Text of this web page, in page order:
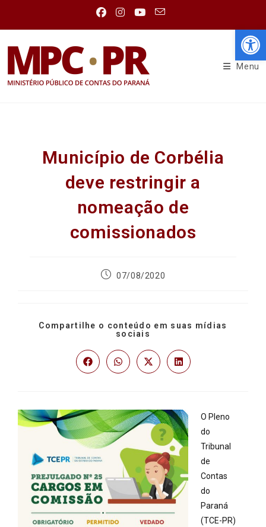
Menu
Município de Corbélia
deve restringir a
nomeação de
comissionados
07/08/2020
Compartilhe o conteúdo em suas mídias
sociais
O Pleno
do
Tribunal
de
Contas
do
Paraná
(TCE-PR)